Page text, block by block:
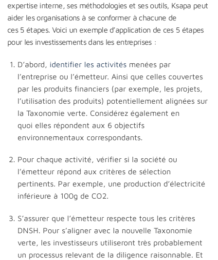
expertise interne, ses méthodologies et ses outils, Ksapa peut
aider les organisations à se conformer à chacune de
ces 5 étapes. Voici un exemple d’application de ces 5 étapes
pour les investissements dans les entreprises :
D’abord, identifier les activités menées par
l’entreprise ou l’émetteur. Ainsi que celles couvertes
par les produits financiers (par exemple, les projets,
l’utilisation des produits) potentiellement alignées sur
la Taxonomie verte. Considérez également en
quoi elles répondent aux 6 objectifs
environnementaux correspondants.
Pour chaque activité, vérifier si la société ou
l’émetteur répond aux critères de sélection
pertinents. Par exemple, une production d’électricité
inférieure à 100g de CO2.
S’assurer que l’émetteur respecte tous les critères
DNSH. Pour s’aligner avec la nouvelle Taxonomie
verte, les investisseurs utiliseront très probablement
un processus relevant de la diligence raisonnable. Et